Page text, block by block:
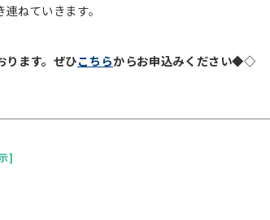
ねていきます。
ます。ぜひこちらからお申込みください◆◇
]